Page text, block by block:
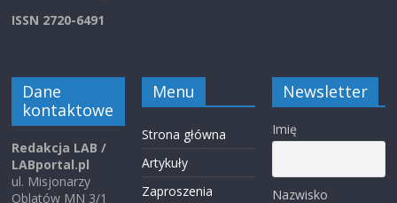
ISSN 2720-6491
Dane
kontaktowe
Redakcja LAB /
LABportal.pl
ul. Misjonarzy
Oblatów MN 3/1
Menu
Strona główna
Artykuły
Zaproszenia
Newsletter
Imię
Nazwisko